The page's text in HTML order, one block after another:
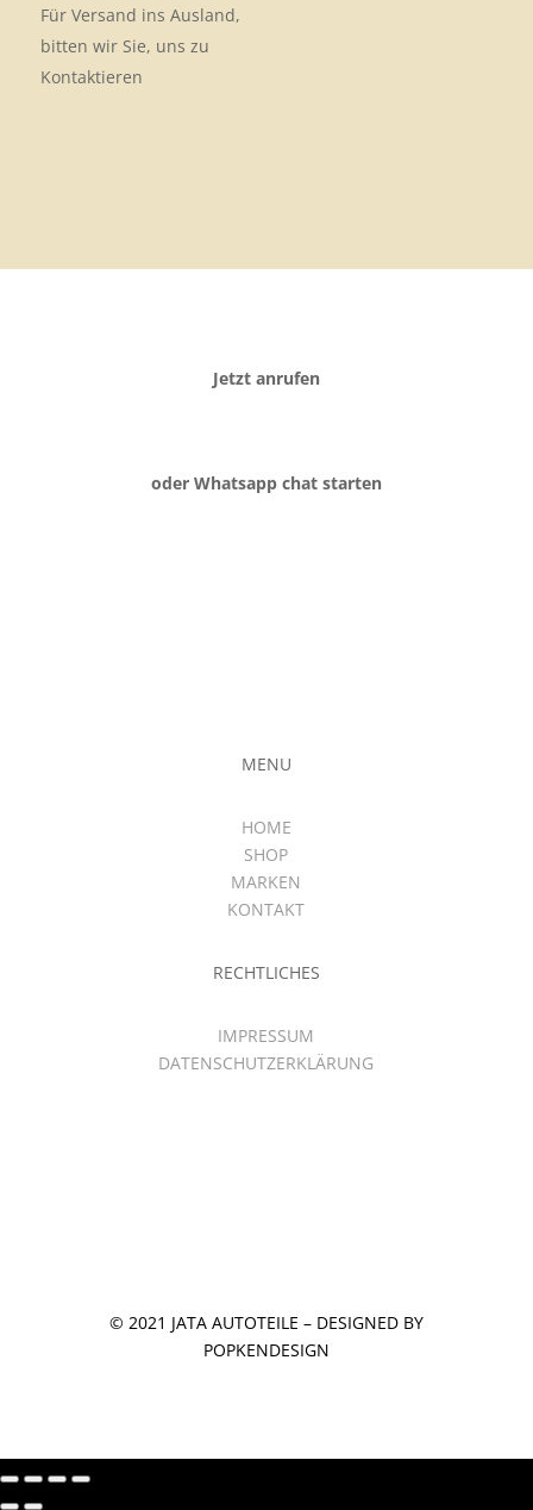
Für Versand ins Ausland,
bitten wir Sie, uns zu
Kontaktieren
Jetzt anrufen
oder Whatsapp chat starten
MENU
HOME
SHOP
MARKEN
KONTAKT
RECHTLICHES
IMPRESSUM
DATENSCHUTZERKLÄRUNG
© 2021 JATA AUTOTEILE – DESIGNED BY
POPKENDESIGN